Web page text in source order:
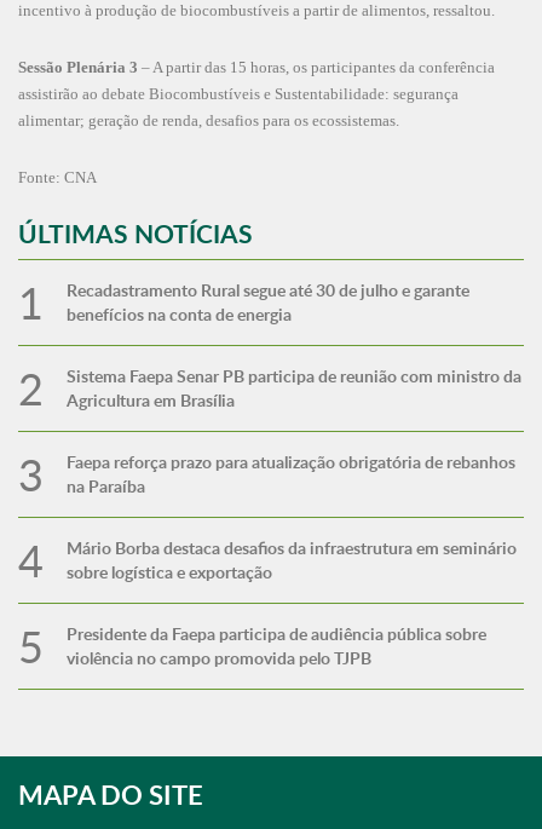
incentivo à produção de biocombustíveis a partir de alimentos, ressaltou.
Sessão Plenária 3 – A partir das 15 horas, os participantes da conferência
assistirão ao debate Biocombustíveis e Sustentabilidade: segurança
alimentar; geração de renda, desafios para os ecossistemas.
Fonte: CNA
ÚLTIMAS NOTÍCIAS
Recadastramento Rural segue até 30 de julho e garante
benefícios na conta de energia
Sistema Faepa Senar PB participa de reunião com ministro da
Agricultura em Brasília
Faepa reforça prazo para atualização obrigatória de rebanhos
na Paraíba
Mário Borba destaca desafios da infraestrutura em seminário
sobre logística e exportação
Presidente da Faepa participa de audiência pública sobre
violência no campo promovida pelo TJPB
MAPA DO SITE